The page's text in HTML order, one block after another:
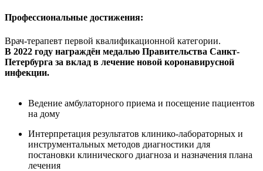
Профессиональные достижения:
Врач-терапевт первой квалификационной категории.
В 2022 году награждён медалью Правительства Санкт-
Петербурга за вклад в лечение новой коронавирусной
инфекции.
Ведение амбулаторного приема и посещение пациентов
на дому
Интерпретация результатов клинико-лабораторных и
инструментальных методов диагностики для
постановки клинического диагноза и назначения плана
лечения